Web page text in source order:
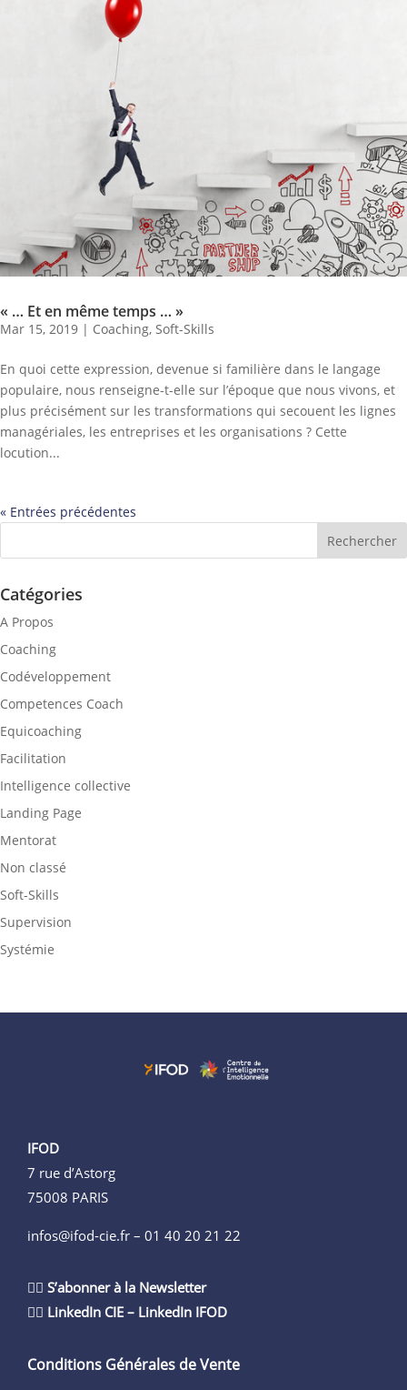
« … Et en même temps … »
Mar 15, 2019 | Coaching, Soft-Skills
En quoi cette expression, devenue si familière dans le langage
populaire, nous renseigne-t-elle sur l’époque que nous vivons, et
plus précisément sur les transformations qui secouent les lignes
managériales, les entreprises et les organisations ? Cette
locution...
« Entrées précédentes
Catégories
A Propos
Coaching
Codéveloppement
Competences Coach
Equicoaching
Facilitation
Intelligence collective
Landing Page
Mentorat
Non classé
Soft-Skills
Supervision
Systémie
IFOD
7 rue d’Astorg
75008 PARIS
infos@ifod-cie.fr – 01 40 20 21 22
👉🏻 S’abonner à la Newsletter
👉🏻 LinkedIn CIE – LinkedIn IFOD
Conditions Générales de Vente